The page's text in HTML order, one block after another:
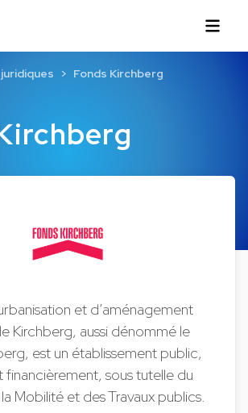
Fonds Kirchberg
et d’aménagement
Kirchberg, aussi dénommé le
est un établissement public,
sous tutelle du
Mobilité et des Travaux publics.